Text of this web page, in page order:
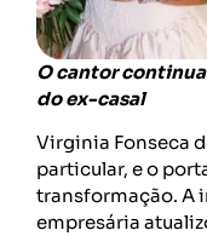
O cantor
do ex-casal
Virginia Fonseca
particular, e o
transformação. A
empresária